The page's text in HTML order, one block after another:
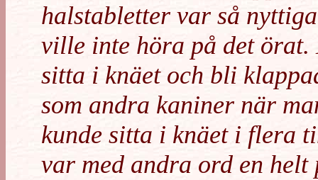
halstabletter var så
ville inte höra på det örat.
sitta i knäet och bli
som andra kaniner när
kunde sitta i knäet i flera
var med andra ord en